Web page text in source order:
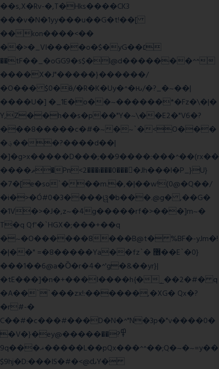
��s,X�Rv-�,T�Hks����CK3
���v�N�1yy���u��G�t!��[
��kon����<��
��>�_VI����o�$�yG��׆
��tF��_�oGG9�s$�l@d�������^^
����X�J"�����}������/
�O��� $0�ӫ/�R�K�Uy�^�ԋ/�?_�~��|
����U�] �_1E�o��~������*�Fz�\�|�
Y,Z��h��s�p��"Y�~\��E2�"V6�?
���8�����c�#�~�~`�<O���
�؋���?����d��|
�]�g>x�����D���;��9����:���^��(rx��
����ޡ�Pn<2���i���0���𩆿�Jh���l�P_}U}
�7�[e�so`���m.�,�|��w!(0@�Q��/
�i�>�Ó#0�3����ୱ�b���.@g� ,��G�
�1V�>�J�,z~�4g�����rf�>���]m~�
T�q Qf'�`HGX�;���+��q
�~�O������8���B@t� %BF�-yJm�!
�|��" =�8�����Ya��fz`� ޶��E`�0}
���1��6@a�Ȍ�r�4�^'g�&��yr}|
�tE���]�n�+���I����h{�_̣��2�#� q
�A��``���zx!:������,�XG� Qx�?
�r#-�
C��#�c���#���D�N�^"N�3p�"v����0�
�V�}�ey@�����߾?��
9q���ޣ�����L��pQx���^^��;Q�~�~=y��
$9hj�D:���IS�#�<@ԃY�